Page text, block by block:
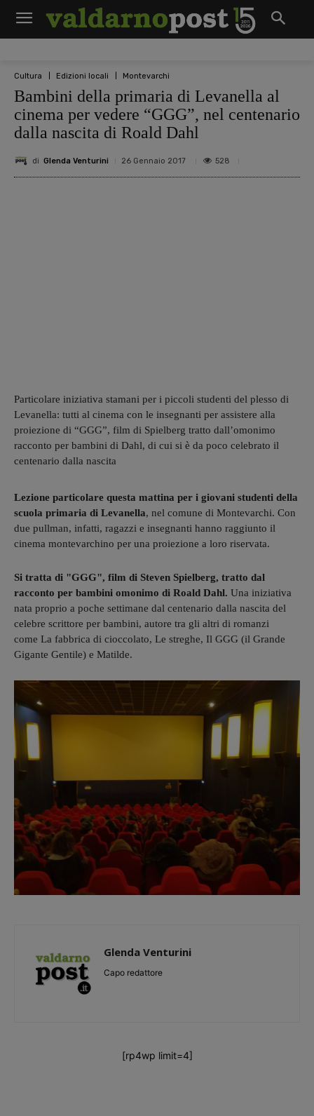
Cultura Edizioni locali Montevarchi
Bambini della primaria di Levanella al
cinema per vedere “GGG”, nel centenario
dalla nascita di Roald Dahl
di Glenda Venturini 26 Gennaio 2017 528
Particolare iniziativa stamani per i piccoli studenti del plesso di
Levanella: tutti al cinema con le insegnanti per assistere alla
proiezione di “GGG”, film di Spielberg tratto dall’omonimo
racconto per bambini di Dahl, di cui si è da poco celebrato il
centenario dalla nascita
Lezione particolare questa mattina per i giovani studenti della
scuola primaria di Levanella, nel comune di Montevarchi. Con
due pullman, infatti, ragazzi e insegnanti hanno raggiunto il
cinema montevarchino per una proiezione a loro riservata.
Si tratta di "GGG", film di Steven Spielberg, tratto dal
racconto per bambini omonimo di Roald Dahl. Una iniziativa
nata proprio a poche settimane dal centenario dalla nascita del
celebre scrittore per bambini, autore tra gli altri di romanzi
come La fabbrica di cioccolato, Le streghe, Il GGG (il Grande
Gigante Gentile) e Matilde.
Glenda Venturini
Capo redattore
[rp4wp limit=4]